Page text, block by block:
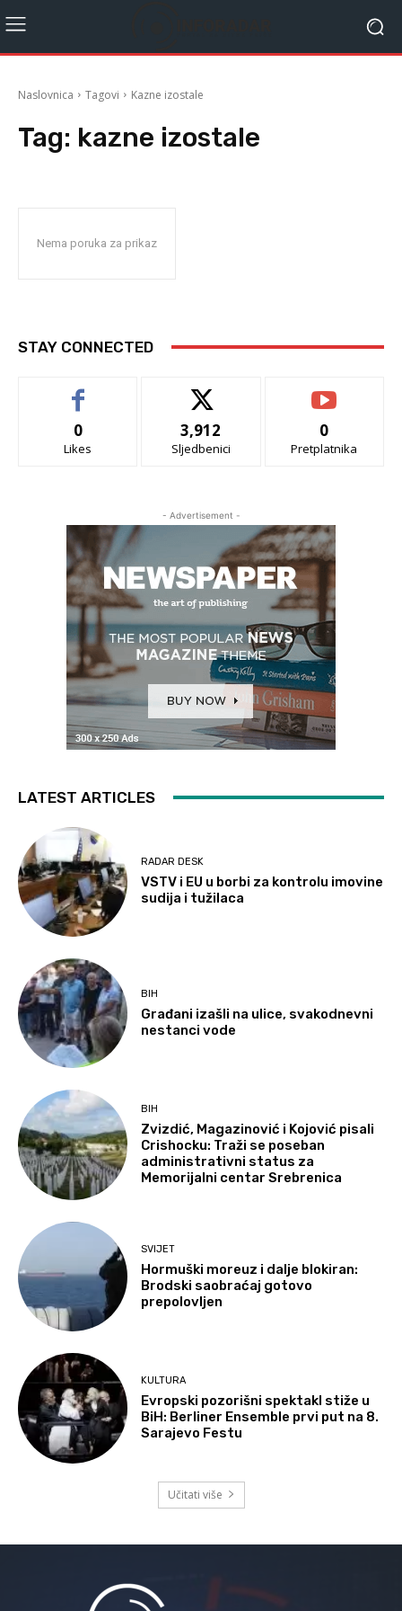
Naslovnica Tagovi Kazne izostale
Tag: kazne izostale
Nema poruka za prikaz
STAY CONNECTED
0
Likes
3,912
Sljedbenici
0
Pretplatnika
- Advertisement -
LATEST ARTICLES
RADAR DESK
VSTV i EU u borbi za kontrolu imovine
sudija i tužilaca
BIH
Građani izašli na ulice, svakodnevni
nestanci vode
BIH
Zvizdić, Magazinović i Kojović pisali
Crishocku: Traži se poseban
administrativni status za
Memorijalni centar Srebrenica
SVIJET
Hormuški moreuz i dalje blokiran:
Brodski saobraćaj gotovo
prepolovljen
KULTURA
Evropski pozorišni spektakl stiže u
BiH: Berliner Ensemble prvi put na 8.
Sarajevo Festu
Učitati više